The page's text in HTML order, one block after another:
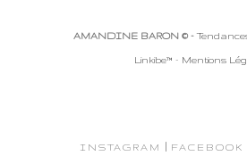
AMANDINE BARON © -
Linkibe™ - Mentions
INSTAGRAM | FACEBOOK